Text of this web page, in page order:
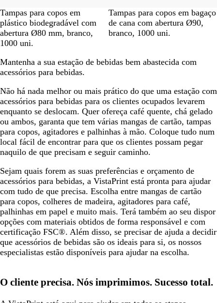
B
r
a
n
o
Tampas para copos em
plástico biodegradável com
abertura Ø80 mm, branco,
1000 uni.
B
r
a
o
Tampas para copos em bagaço
de cana com abertura Ø90,
branco, 1000 uni.
Mantenha a sua estação de bebidas bem abastecida com
acessórios para bebidas.
Não há nada melhor ou mais prático do que uma estação com
acessórios para bebidas para os clientes ocupados levarem
enquanto se deslocam. Quer ofereça café quente, chá gelado
ou ambos, garanta que tem várias mangas de cartão, tampas
para copos, agitadores e palhinhas à mão. Coloque tudo num
local fácil de encontrar para que os clientes possam pegar
naquilo de que precisam e seguir caminho.
Sejam quais forem as suas preferências e orçamento de
acessórios para bebidas, a VistaPrint está pronta para ajudar
com tudo de que precisa. Escolha entre mangas de cartão
para copos, colheres de madeira, agitadores para café,
palhinhas em papel e muito mais. Terá também ao seu dispor
opções com materiais obtidos de forma responsável e com
certificação FSC®. Além disso, se precisar de ajuda a decidir
que acessórios de bebidas são os ideais para si, os nossos
especialistas estão disponíveis para ajudar na escolha.
O cliente precisa. Nós imprimimos. Sucesso total.